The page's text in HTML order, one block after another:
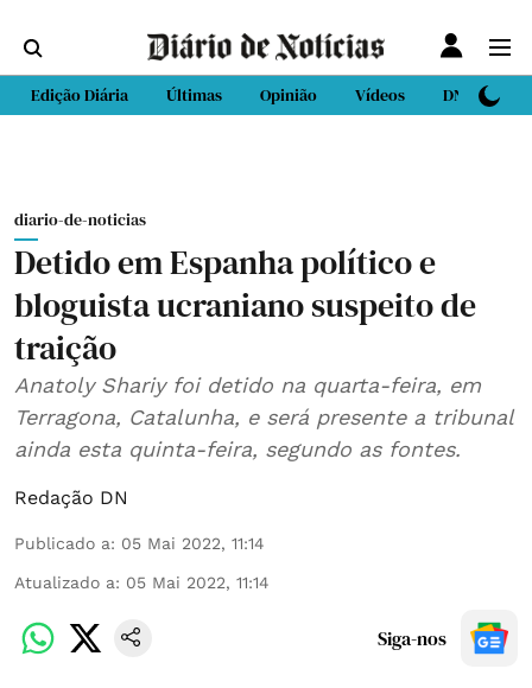
Edição Diária Últimas Opinião Vídeos DN Sport
diario-de-noticias
Detido em Espanha político e
bloguista ucraniano suspeito de
traição
Anatoly Shariy foi detido na quarta-feira, em
Terragona, Catalunha, e será presente a tribunal
ainda esta quinta-feira, segundo as fontes.
Redação DN
Publicado a: 05 Mai 2022, 11:14
Atualizado a: 05 Mai 2022, 11:14
Siga-nos